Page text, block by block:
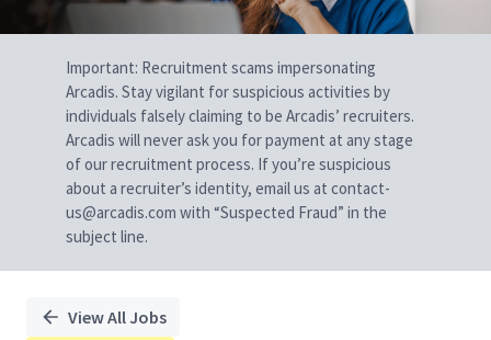
Important: Recruitment scams impersonating
Arcadis. Stay vigilant for suspicious activities by
individuals falsely claiming to be Arcadis’ recruiters.
Arcadis will never ask you for payment at any stage
of our recruitment process. If you’re suspicious
about a recruiter’s identity, email us at contact-
us@arcadis.com with “Suspected Fraud” in the
subject line.
View All Jobs